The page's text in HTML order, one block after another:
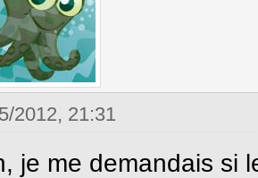
2012, 21:31
je me demandais si